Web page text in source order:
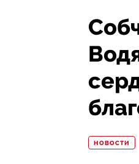
НОВОСТИ